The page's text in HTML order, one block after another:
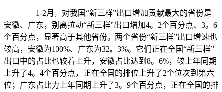
1-2月，对我国“新三样”出口增加贡献最大的省份是
安徽、广东，别离拉动“新三样”出口增加4。2个百分点、3。6
个百分点，显著高于其他省份。两个省份“新三样”出口增速也
较高，安徽为100%、广东为32。3%。它们正在全国“新三样”
出口中的占比也较着上升，安徽占比达到8。6%，较上年同期
上升了4。4个百分点，正在全国的排位上升了2个位次到第六
位；广东占比力上年同期上升了3。9个百分点，正在全国的排